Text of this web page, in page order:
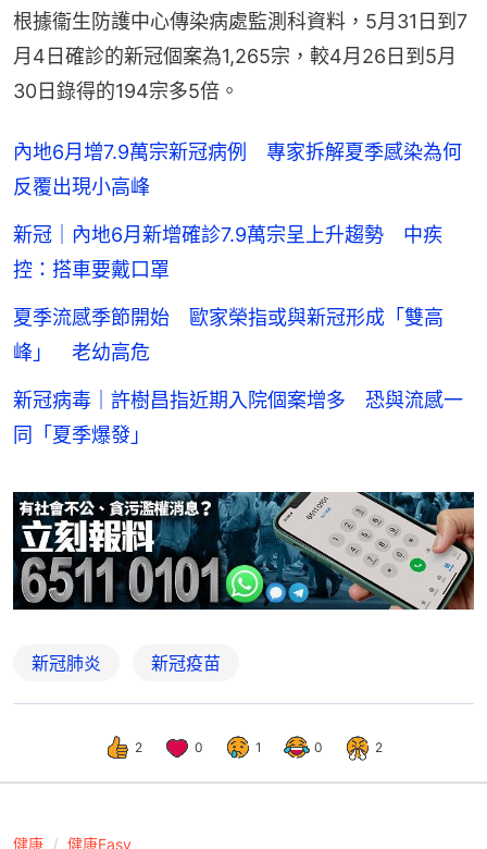
根據衞生防護中心傳染病處監測科資料，5月31日到7
月4日確診的新冠個案為1,265宗，較4月26日到5月
30日錄得的194宗多5倍。
內地6月增7.9萬宗新冠病例 專家拆解夏季感染為何
反覆出現小高峰
新冠｜內地6月新增確診7.9萬宗呈上升趨勢 中疾
控：搭車要戴口罩
夏季流感季節開始 歐家榮指或與新冠形成「雙高
峰」 老幼高危
新冠病毒｜許樹昌指近期入院個案增多 恐與流感一
同「夏季爆發」
新冠肺炎 新冠疫苗
2 0 1 0 2
健康 健康Easy